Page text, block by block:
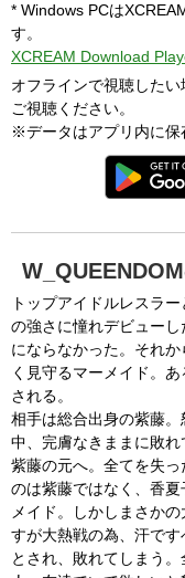
* Windows PCは
す。
XCREAM Download
オフラインで視聴した
ご視聴ください。
※データはアプリ内に保
P
l
y
L
a
d
e
d
:
0
%
P
o
g
r
s
s
:
0
%
トップアイドルレスラ
の強さに憧れデビュー